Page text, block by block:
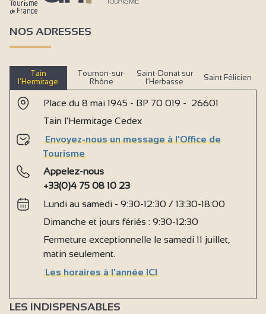
NOS ADRESSES
Tain
l’Hermitage
Tournon-sur-
Rhône
Saint-Donat sur
l’Herbasse
Saint Félicien
Place du 8 mai 1945 - BP 70 019 - 26601
Tain l'Hermitage Cedex
Envoyez-nous un message à l'Office de
Tourisme
Appelez-nous
+33(0)4 75 08 10 23
Lundi au samedi - 9:30-12:30 / 13:30-18:00
Dimanche et jours fériés : 9:30-12:30
Fermeture exceptionnelle le samedi 11 juillet,
matin seulement.
Les horaires à l'année ICI
LES INDISPENSABLES